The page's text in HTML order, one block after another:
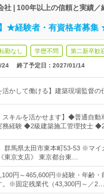
社 | 100年以上の信頼と実績
】★経験者・有資格者募集
勤なし 学歴不問 第二新卒歓
24 終了予定日： 2027/01/14
活かして働ける】建築現場監督の
スキルを活かせます】◆普通自
務経験 ◆2級建築施工管理技士
群馬県太田市東本町53‐53 ※マ
東京支店》 東京都台東…
円～465,600円※経験・年齢・
。※固定残業代（43,300円～／2…